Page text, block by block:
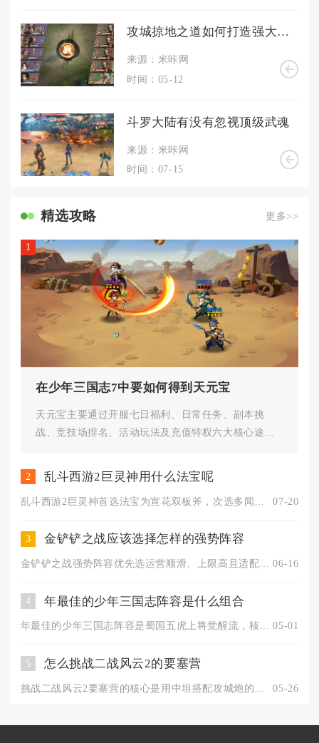
攻城掠地之道如何打造强大的武将
来源：米咔网
时间：05-12
斗罗大陆有没有忽视顶级武魂
来源：米咔网
时间：07-15
精选攻略 更多>>
1
在少年三国志7中要如何得到天元宝
天元宝主要通过开服七日福利、日常任务、副本挑
战、竞技场排名、活动玩法及充值特权六大核心途径
2 乱斗西游2巨灵神用什么法宝呢
07-20
3 金铲铲之战应该选择怎样的强势阵容
06-16
4 年最佳的少年三国志阵容是什么组合
年最佳的少年三国志阵容是蜀国五虎上将觉醒流，核心武将为关羽、... 05-01
5 怎么挑战二战风云2的要塞营
05-26